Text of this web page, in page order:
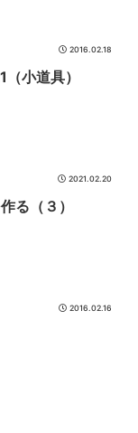
2016.02.18
小道具）
2021.02.20
る（３）
2016.02.16